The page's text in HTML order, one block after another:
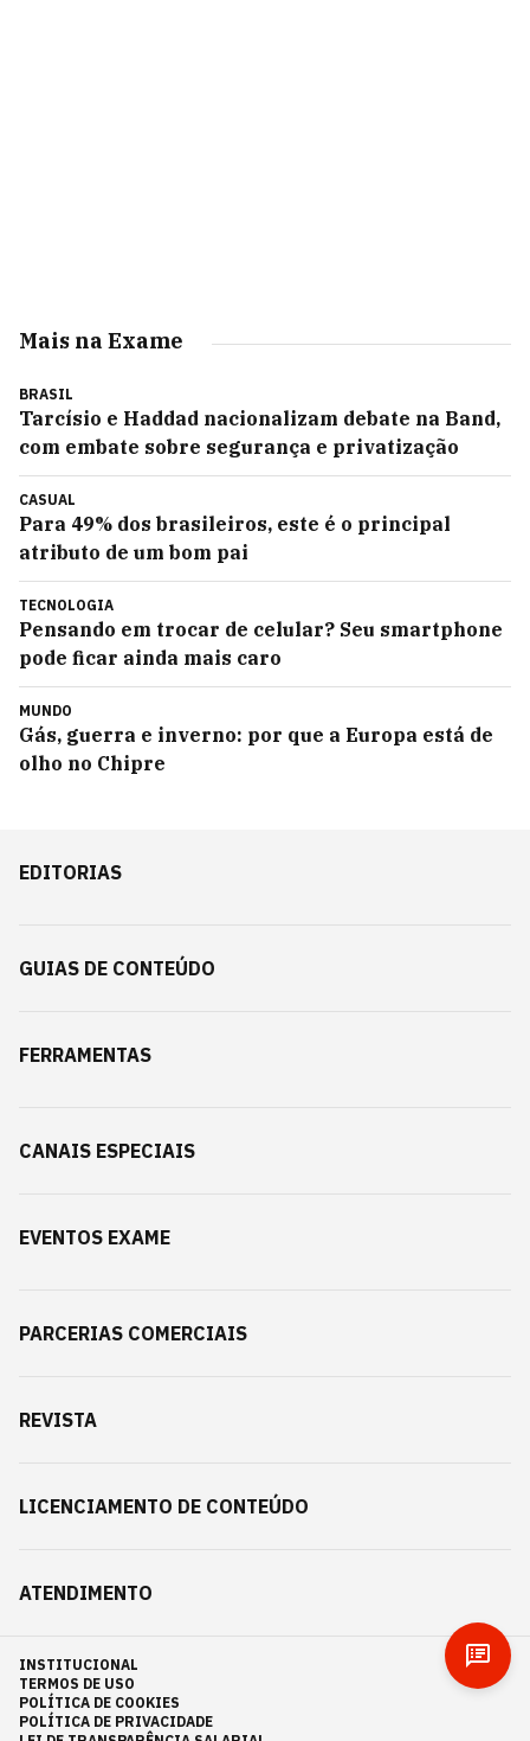
Mais na Exame
BRASIL
Tarcísio e Haddad nacionalizam debate na Band,
com embate sobre segurança e privatização
CASUAL
Para 49% dos brasileiros, este é o principal
atributo de um bom pai
TECNOLOGIA
Pensando em trocar de celular? Seu smartphone
pode ficar ainda mais caro
MUNDO
Gás, guerra e inverno: por que a Europa está de
olho no Chipre
EDITORIAS
GUIAS DE CONTEÚDO
FERRAMENTAS
CANAIS ESPECIAIS
EVENTOS EXAME
PARCERIAS COMERCIAIS
REVISTA
LICENCIAMENTO DE CONTEÚDO
ATENDIMENTO
INSTITUCIONAL
TERMOS DE USO
POLÍTICA DE COOKIES
POLÍTICA DE PRIVACIDADE